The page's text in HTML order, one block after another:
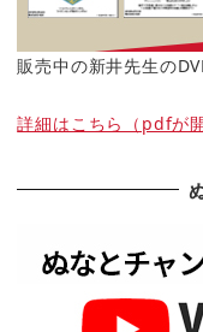
販売中の新井先生の
詳細はこちら（pdfが